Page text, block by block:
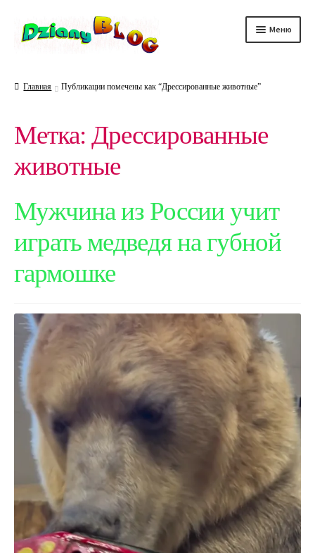
Перейти
Перейти
Меню
DTechno
DHealth
DAuto
Главная Публикации помечены как “Дрессированные животные”
Метка: Дрессированные
животные
Мужчина из России учит
играть медведя на губной
гармошке